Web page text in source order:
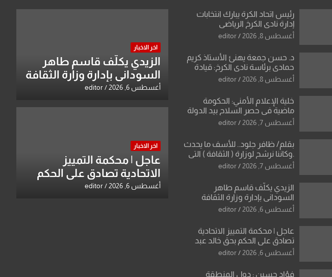
رئيس اتحاد الكرة يبارك انتخابات
إدارة نادي الكرخ الرياضي
أغسطس 8, 2026 editor
د. حسن جمعة يهنئ الأستاذ كريم
حمادي برئاسة نادي الكرخ: قيادة
استثنائية ونقلة نوعية في الرياضة
أغسطس 8, 2026 editor
خلية الإعلام الأمني: الحكومة
ماضية في حصر السلاح بيد الدولة
دون رجعة
أغسطس 7, 2026 editor
بقلم/ ظافر جلود.. للأسف ما يحدث
.وكاننا نرشح لوزارة ( الثقافة ) التي
ماتت من زمان وزير يمثلها من
العراقية..
أغسطس 7, 2026 editor
الزيدي يكلّف قاسم طاهر
السوداني بإدارة وزارة الثقافة
أغسطس 6, 2026 editor
عاجل | محكمة التمييز الاتحادية
تصادق على الحكم بحق خالد عبد
الواحد كبيان
أغسطس 6, 2026 editor
فؤاد حسين : دول المنطقة
اخر الاخبار
الزيدي يكلّف قاسم طاهر
السوداني بإدارة وزارة الثقافة
أغسطس 6, 2026 editor
اخر الاخبار
عاجل | محكمة التمييز
الاتحادية تصادق على الحكم
بحق خالد عبد الواحد كبيان
أغسطس 6, 2026 editor